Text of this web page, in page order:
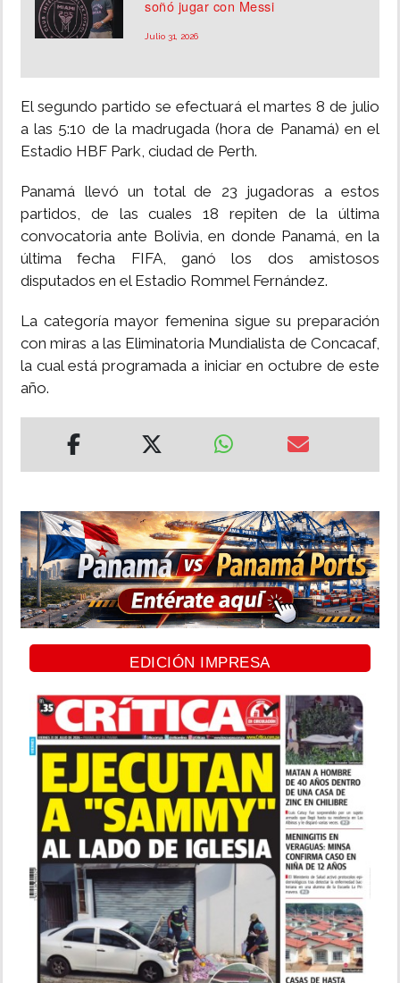
soñó jugar con Messi
Julio 31, 2026
El segundo partido se efectuará el martes 8 de julio
a las 5:10 de la madrugada (hora de Panamá) en el
Estadio HBF Park, ciudad de Perth.
Panamá llevó un total de 23 jugadoras a estos
partidos, de las cuales 18 repiten de la última
convocatoria ante Bolivia, en donde Panamá, en la
última fecha FIFA, ganó los dos amistosos
disputados en el Estadio Rommel Fernández.
La categoría mayor femenina sigue su preparación
con miras a las Eliminatoria Mundialista de Concacaf,
la cual está programada a iniciar en octubre de este
año.
EDICIÓN IMPRESA